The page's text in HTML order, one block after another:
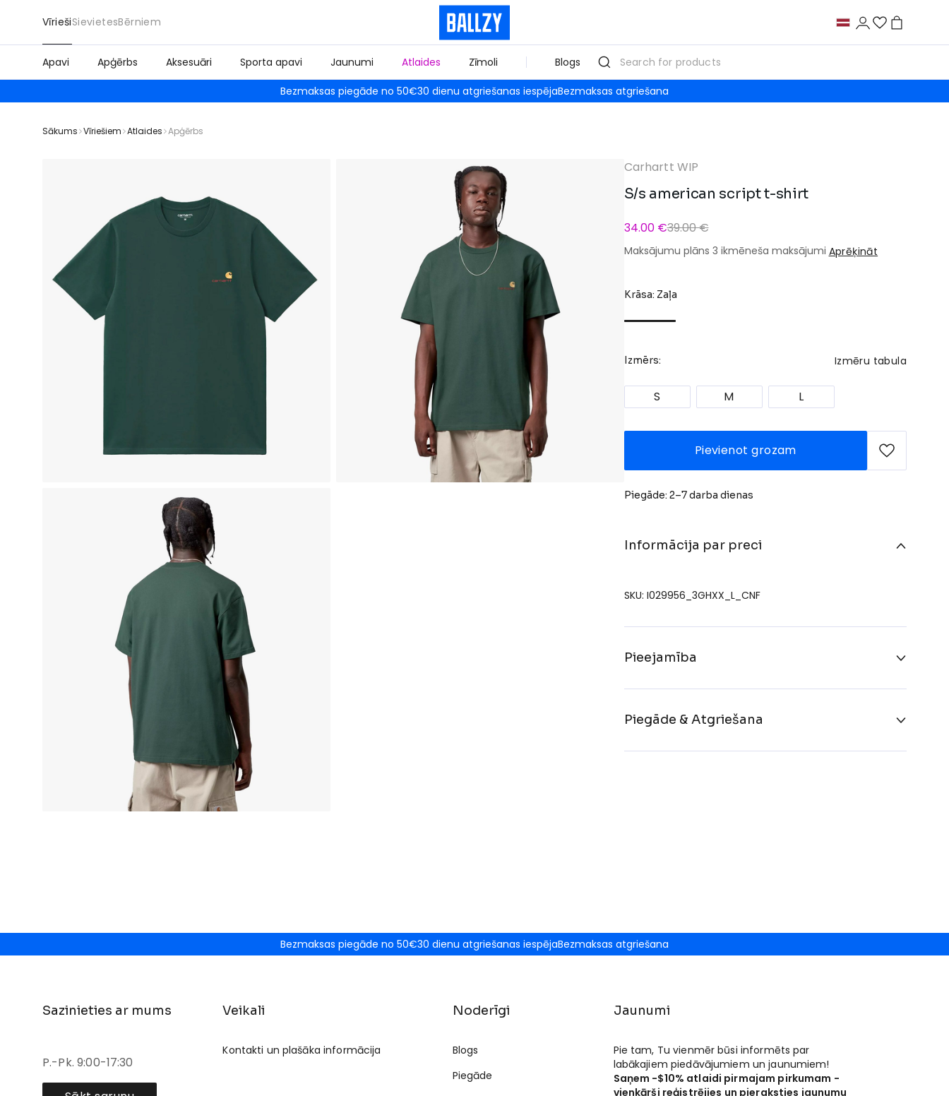
VīriešiSievietesBērniem
Apavi Apģērbs Aksesuāri Sporta apavi Jaunumi Atlaides Zīmoli Blogs
Bezmaksas piegāde no 50€30 dienu atgriešanas iespējaBezmaksas atgriešana
Sākums Vīriešiem Atlaides Apģērbs
Carhartt WIP
S/s american script t-shirt
34.00 €39.00 €
Maksājumu plāns 3 ikmēneša maksājumi Aprēķināt
Krāsa: Zaļa
Izmērs: Izmēru tabula
S M L
Pievienot grozam
Piegāde: 2–7 darba dienas
Informācija par preci
SKU: I029956_3GHXX_L_CNF
Pieejamība
Piegāde & Atgriešana
Bezmaksas piegāde no 50€30 dienu atgriešanas iespējaBezmaksas atgriešana
Sazinieties ar mums
P.-Pk. 9:00-17:30
Veikali
Kontakti un plašāka informācija
Noderīgi
Blogs
Piegāde
Jaunumi
Pie tam, Tu vienmēr būsi informēts par
labākajiem piedāvājumiem un jaunumiem!
Saņem -$10% atlaidi pirmajam pirkumam -
vienkārši reģistrējies un pieraksties jaunumu